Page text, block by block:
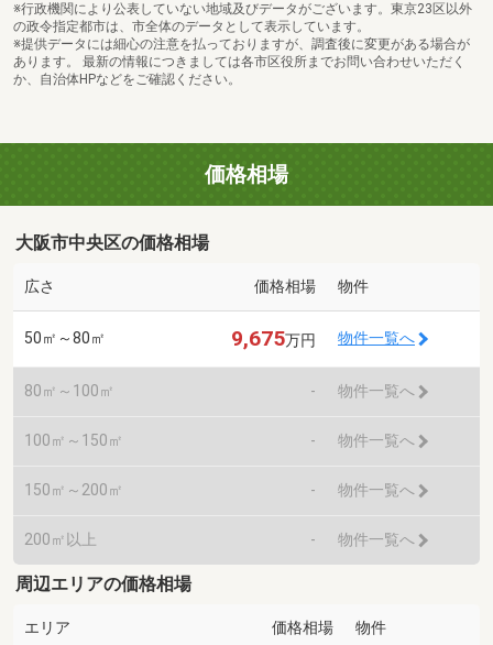
※行政機関により公表していない地域及びデータがございます。東京23区以外
の政令指定都市は、市全体のデータとして表示しています。
※提供データには細心の注意を払っておりますが、調査後に変更がある場合が
あります。 最新の情報につきましては各市区役所までお問い合わせいただく
か、自治体HPなどをご確認ください。
価格相場
大阪市中央区の価格相場
広さ 価格相場 物件
50㎡～80㎡ 9,675万円 物件一覧へ
80㎡～100㎡ - 物件一覧へ
100㎡～150㎡ - 物件一覧へ
150㎡～200㎡ - 物件一覧へ
200㎡以上 - 物件一覧へ
周辺エリアの価格相場
エリア 価格相場 物件